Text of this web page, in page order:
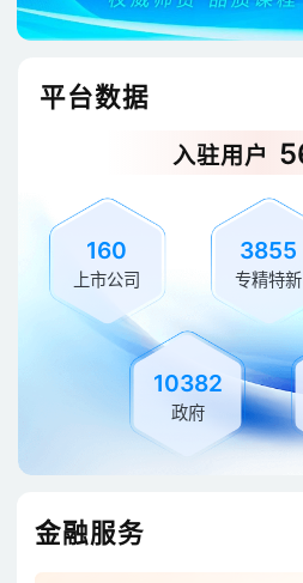
平台数据
入驻用户
160
上市公司
3855
专精特新
10382
政府
金融服务